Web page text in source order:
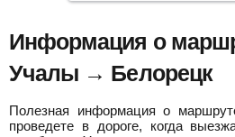
Информация о
Учалы → Белорецк
Полезная информация о
проведете в дороге, когда